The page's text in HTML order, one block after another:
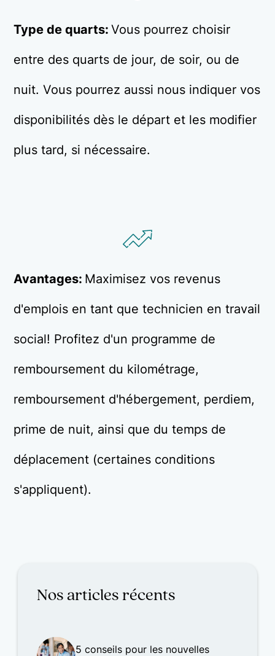
Type de quarts: Vous pourrez choisir
entre des quarts de jour, de soir, ou de
nuit. Vous pourrez aussi nous indiquer vos
disponibilités dès le départ et les modifier
plus tard, si nécessaire.
Avantages: Maximisez vos revenus
d'emplois en tant que technicien en travail
social! Profitez d'un programme de
remboursement du kilométrage,
remboursement d'hébergement, perdiem,
prime de nuit, ainsi que du temps de
déplacement (certaines conditions
s'appliquent).
Nos articles récents
5 conseils pour les nouvelles